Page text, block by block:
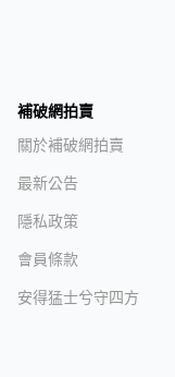
補破網拍賣
關於補破網拍賣
最新公告
隱私政策
會員條款
安得猛士兮守四方